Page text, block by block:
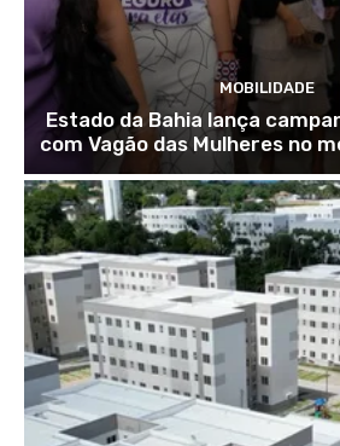
MOBILIDADE
Estado da Bahia lança
com Vagão das Mulheres no